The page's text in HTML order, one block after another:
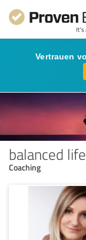
Vertrauen
balanced life
Coaching